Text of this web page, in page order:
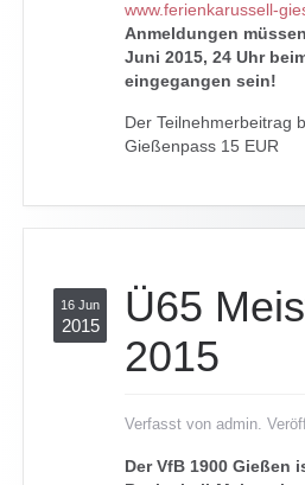
www.ferienkarussell-
Anmeldungen
Juni 2015, 24 Uhr
eingegangen sein!
Der Teilnehmerbeitrag
Gießenpass 15 EUR
16 Jun
2015
Ü65
2015
Verfasst von admin.
Der VfB 1900 Gießen